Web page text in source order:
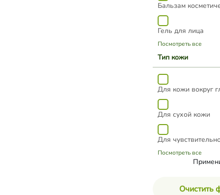
Бальзам
Гель для лица
Посмотреть все
Тип кожи
Для кожи вокруг
Для сухой кожи
Для
Посмотреть все
Очистить